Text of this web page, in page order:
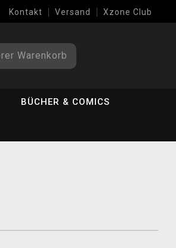
Kontakt Versand Xzone Club
Warenkorb
BÜCHER & COMICS